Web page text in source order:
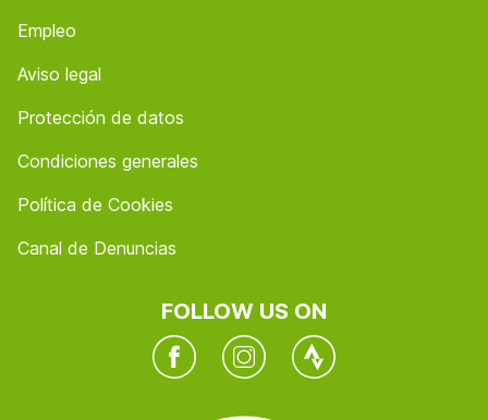
Empleo
Aviso legal
Protección de datos
Condiciones generales
Política de Cookies
Canal de Denuncias
FOLLOW US ON
FacebookInstagramTwitter